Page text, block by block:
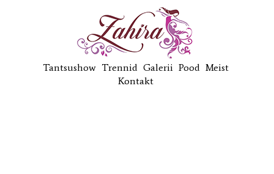
Tantsushow Trennid Galerii Pood Meist
Kontakt